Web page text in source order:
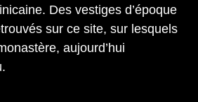
Des vestiges d’époque
sur ce site, sur lesquels
aujourd’hui